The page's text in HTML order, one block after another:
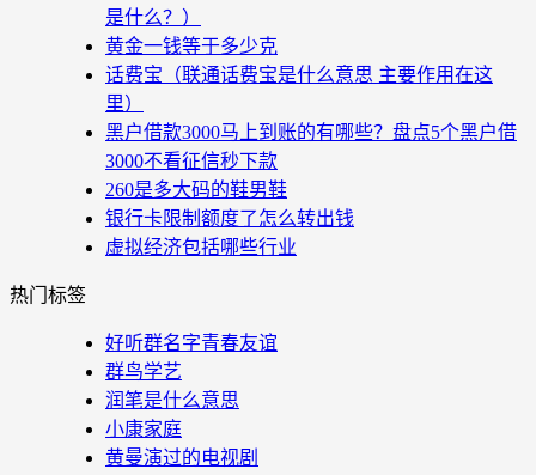
是什么？）
黄金一钱等于多少克
话费宝（联通话费宝是什么意思 主要作用在这
里）
黑户借款3000马上到账的有哪些？盘点5个黑户借
3000不看征信秒下款
260是多大码的鞋男鞋
银行卡限制额度了怎么转出钱
虚拟经济包括哪些行业
热门标签
好听群名字青春友谊
群鸟学艺
润笔是什么意思
小康家庭
黄曼演过的电视剧